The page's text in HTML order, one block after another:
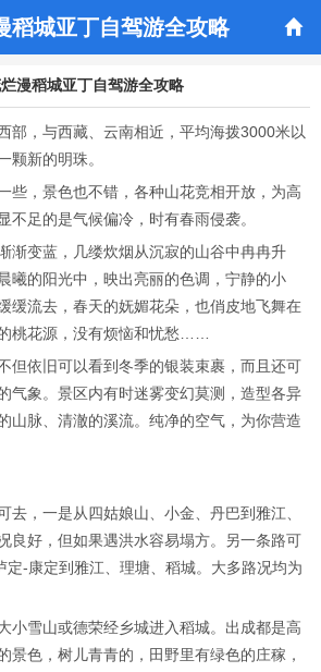
稻城亚丁自驾游全攻略 
漫稻城亚丁自驾游全攻略
部，与西藏、云南相近，平均海拨3000米以
颗新的明珠。
些，景色也不错，各种山花竞相开放，为高
不足的是气候偏冷，时有春雨侵袭。
渐变蓝，几缕炊烟从沉寂的山谷中冉冉升
曦的阳光中，映出亮丽的色调，宁静的小
缓流去，春天的妩媚花朵，也俏皮地飞舞在
桃花源，没有烦恼和忧愁……
但依旧可以看到冬季的银装束裹，而且还可
气象。景区内有时迷雾变幻莫测，造型各异
山脉、清澈的溪流。纯净的空气，为你营造
去，一是从四姑娘山、小金、丹巴到雅江、
良好，但如果遇洪水容易塌方。另一条路可
定-康定到雅江、理塘、稻城。大多路况均为
小雪山或德荣经乡城进入稻城。出成都是高
景色，树儿青青的，田野里有绿色的庄稼，